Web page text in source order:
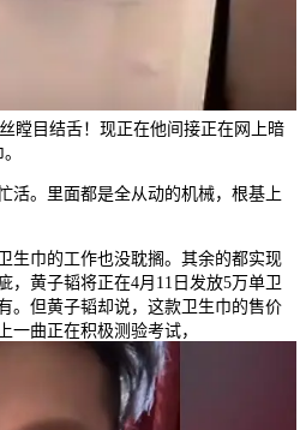
瞠目结舌！现正在他间接正在网上暗
。里面都是全从动的机械，根基上
巾的工作也没耽搁。其余的都实现
，黄子韬将正在4月11日发放5万单卫
。但黄子韬却说，这款卫生巾的售价
曲正在积极测验考试，